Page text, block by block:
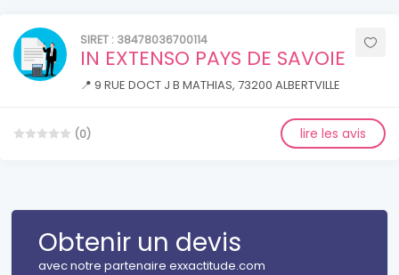
SIRET : 38478036700114
IN EXTENSO PAYS DE SAVOIE
📍 9 RUE DOCT J B MATHIAS, 73200 ALBERTVILLE
(0) lire les avis
Obtenir un devis
avec notre partenaire exxactitude.com